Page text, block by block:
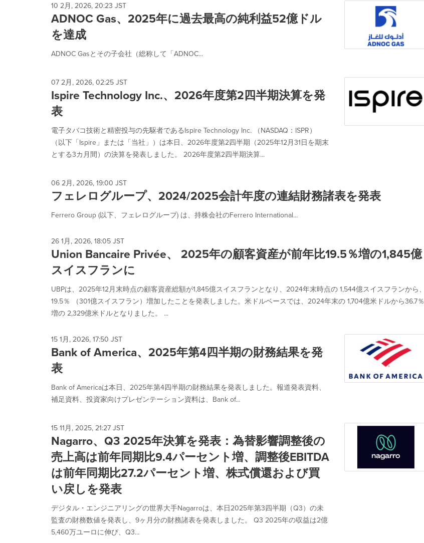
10 2月, 2026, 20:23 JST
ADNOC Gas、2025年に過去最高の純利益52億ドル
を達成
ADNOC Gasとその子会社（総称して「ADNOC...
07 2月, 2026, 02:25 JST
Ispire Technology Inc.、2026年度第2四半期決算を発
表
電子タバコ技術と精密投与の先駆者であるIspire Technology Inc. （NASDAQ：ISPR）
（以下「Ispire」または「当社」）は本日、2026年度第2四半期（2025年12月31日を期末
とする3カ月間）の決算を発表しました。 2026年度第2四半期決算...
06 2月, 2026, 19:00 JST
フェレログループ、2024/2025会計年度の連結財務諸表を発表
Ferrero Group (以下、フェレログループ) は、持株会社のFerrero International...
26 1月, 2026, 18:05 JST
Union Bancaire Privée、 2025年の顧客資産が前年比19.5％増の1,845億
スイスフランに
UBPは、2025年12月末時点の顧客資産総額が1,845億スイスフランとなり、2024年末時点の 1,544億スイスフランから、
19.5％ （301億スイスフラン）増加したことを発表しました。米ドルベースでは、2024年末の 1,704億米ドルから36.7％
増の 2,329億米ドルとなりました。 ...
15 1月, 2026, 17:50 JST
Bank of America、2025年第4四半期の財務結果を発
表
Bank of Americaは本日、2025年第4四半期の財務結果を発表しました。報道発表資料、
補足資料、投資家向けプレゼンテーション資料は、Bank of...
15 11月, 2025, 21:27 JST
Nagarro、Q3 2025年決算を発表：為替影響調整後の
売上高は前年同期比9.4パーセント増、調整後EBITDA
は前年同期比27.2パーセント増、株式償還および買
い戻しを発表
デジタル・エンジニアリングの世界大手Nagarroは、本日2025年第3四半期（Q3）の未
監査の財務数値を発表し、9ヶ月分の財務諸表を発表しました。 Q3 2025年の収益は2億
5,460万ユーロに伸び、Q3...